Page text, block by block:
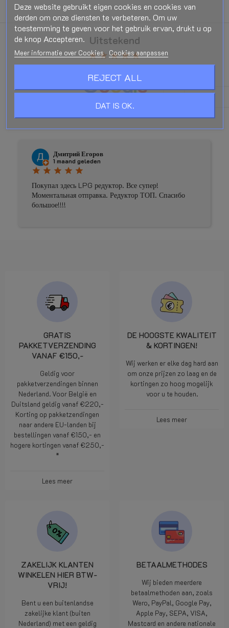
Uitstekend
starstar starstarstar
Laat een beoordeling achter
Дмитрий Егоров
1 maand geleden
star star star star star
Покупал здесь LPG редуктор. Все супер!
Моментальная отправка. Редуктор ТОП. Спасибо
большое!!!!
GRATIS
PAKKETVERZENDING
VANAF €150,-
Geldig voor
pakketverzendingen binnen
Nederland. Voor België en
Duitsland geldig vanaf €220,-
Korting op pakketzendingen
naar andere EU-landen bij
bestellingen vanaf €150,- en
hogere kortingen vanaf €250,-
*
Lees meer
DE HOOGSTE KWALITEIT
& KORTINGEN!
Wij werken er elke dag hard aan
om onze prijzen zo laag en de
kortingen zo hoog mogelijk
voor u te houden.
Lees meer
ZAKELIJK KLANTEN
WINKELEN HIER BTW-
VRIJ!
Bent u een buitenlandse
zakelijke klant (buiten
Nederland) met een geldig
BETAALMETHODES
Wij bieden meerdere
betaalmethoden aan, zoals
Wero, PayPal, Google Pay,
Apple Pay, SEPA, VISA,
Mastcard en andere nationale
Deze website gebruikt eigen cookies en cookies van
derden om onze diensten te verbeteren. Om uw
toestemming te geven voor het gebruik ervan, drukt u op
de knop Accepteren.
Meer informatie over Cookies Cookies aanpassen
REJECT ALL
DAT IS OK.